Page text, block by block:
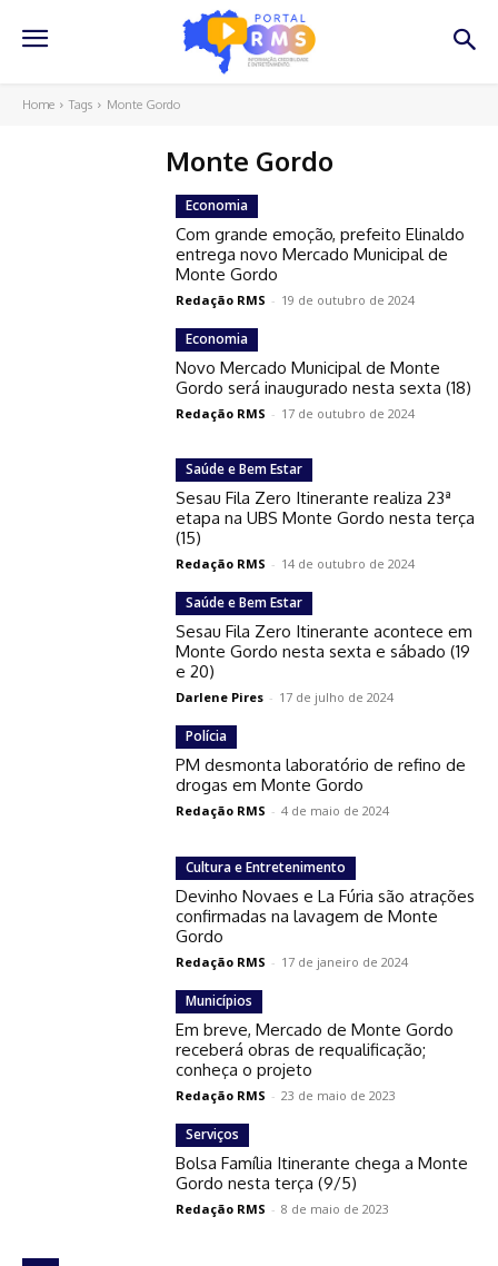
Home Tags Monte Gordo
Monte Gordo
Economia
Com grande emoção, prefeito Elinaldo
entrega novo Mercado Municipal de
Monte Gordo
Redação RMS - 19 de outubro de 2024
Economia
Novo Mercado Municipal de Monte
Gordo será inaugurado nesta sexta (18)
Redação RMS - 17 de outubro de 2024
Saúde e Bem Estar
Sesau Fila Zero Itinerante realiza 23ª
etapa na UBS Monte Gordo nesta terça
(15)
Redação RMS - 14 de outubro de 2024
Saúde e Bem Estar
Sesau Fila Zero Itinerante acontece em
Monte Gordo nesta sexta e sábado (19
e 20)
Darlene Pires - 17 de julho de 2024
Polícia
PM desmonta laboratório de refino de
drogas em Monte Gordo
Redação RMS - 4 de maio de 2024
Cultura e Entretenimento
Devinho Novaes e La Fúria são atrações
confirmadas na lavagem de Monte
Gordo
Redação RMS - 17 de janeiro de 2024
Municípios
Em breve, Mercado de Monte Gordo
receberá obras de requalificação;
conheça o projeto
Redação RMS - 23 de maio de 2023
Serviços
Bolsa Família Itinerante chega a Monte
Gordo nesta terça (9/5)
Redação RMS - 8 de maio de 2023